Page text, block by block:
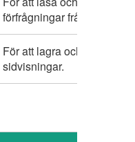
förfrågningar från bots.
För att lagra och räkna
sidvisningar.